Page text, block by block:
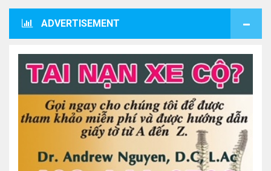
ADVERTISEMENT